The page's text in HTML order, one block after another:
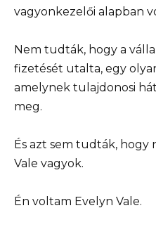
vagyonkezelői alapban
Nem tudták, hogy a
fizetését utalta, egy
amelynek tulajdonosi
meg.
És azt sem tudták, hogy
Vale vagyok.
Én voltam Evelyn Vale.